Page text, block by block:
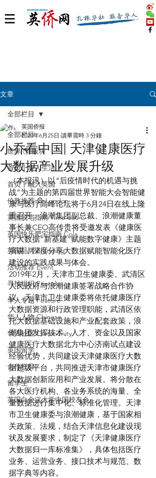
文章
全部栏目
世界 🌎 版块
首页丨华人生活
首页丨融入英国
伦敦推荐 🎡 London
英国脱宅指南 Time out
英国快乐肥宅指南 Cola
英国品牌 Branding
活动推荐 Event
寻找组织 Friends
华人专题 Feature
华人人物 Chinese
华人社区 Community
英国留学
合作栏目
留学生
英国白金汉大学中国校友会
全部栏目
小乔看中国| 天津健康医疗
大数据产业发展升级
英国侨报
2020年6月25日 讀畢需時 3 分鐘
（本报讯）以“后疫情时代的机遇与挑
战”为主题的第四届世界智能大会智能健
康与医疗高峰论坛将于6月24日在线上隆
重召开。浪潮集团副总裁、浪潮健康董
事长兼CEO高传贵将受邀发表《健康医
疗大数据“新基建”赋能数字健康》主题
演讲，深度分享大数据赋能智能化医疗
建设的实践成果与体会。
2019年2月，天津市卫生健康委、武清区
人民政府与浪潮健康签署战略合作协
议。天津市卫生健康委将依托健康医疗
大数据资源和行政管理职能，武清区依
托大数据基础设施和产业配套政策，浪
潮集团发挥技术、人才、资金以及国家
健康医疗大数据北方中心济南试点建设
经验优势，共同建设天津健康医疗大数
据超级平台，共同推进天津市健康医疗
大数据创新应用和产业发展。将分散在
各大医疗机构、各业务系统的海量、全
量数据进行集中化、标准化管理。天津
市卫生健康委与浪潮健康，基于国家相
关政策、法规，结合天津信息化建设现
状及发展要求，制定了《天津健康医疗
大数据归一库标准集》，具体包括医疗
业务、运营业务、接口技术与规范、数
据字典等内容。